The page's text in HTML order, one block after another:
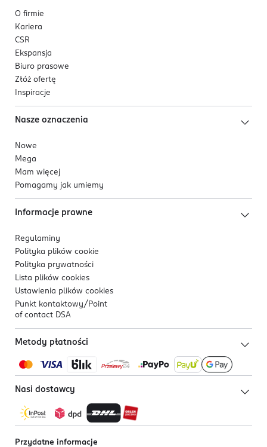
O firmie
Kariera
CSR
Ekspansja
Biuro prasowe
Złóż ofertę
Inspiracje
Nasze oznaczenia
Nowe
Mega
Mam więcej
Pomagamy jak umiemy
Informacje prawne
Regulaminy
Polityka plików cookie
Polityka prywatności
Lista plików cookies
Ustawienia plików cookies
Punkt kontaktowy/ Point
of contact DSA
Metody płatności
Nasi dostawcy
Przydatne informacje